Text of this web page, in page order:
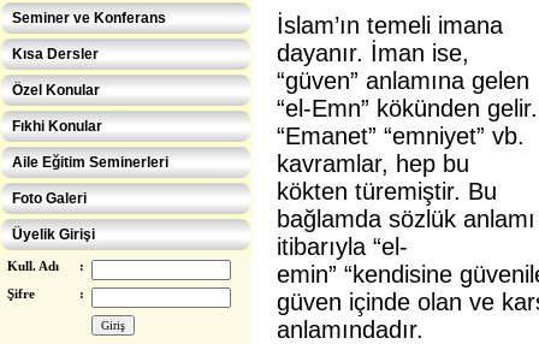
Seminer ve Konferans
Kısa Dersler
Özel Konular
Fıkhi Konular
Aile Eğitim Seminerleri
Foto Galeri
Üyelik Girişi
Kull. Adı :
Şifre :
İslam’ın temeli imana
dayanır. İman ise,
“güven” anlamına gelen
“el-Emn” kökünden gelir.
“Emanet” “emniyet” vb.
kavramlar, hep bu
kökten türemiştir. Bu
bağlamda sözlük anlamı
itibarıyla “el-
emin” “kendisine
güven içinde olan ve
anlamındadır.